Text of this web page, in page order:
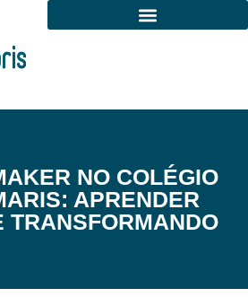
NO COLÉGIO
APRENDER
TRANSFORMANDO